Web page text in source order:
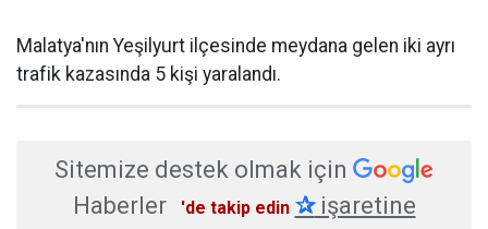
Malatya'nın Yeşilyurt ilçesinde meydana gelen iki ayrı
trafik kazasında 5 kişi yaralandı.
Sitemize destek olmak için
Haberler
'de takip edin ✰işaretine